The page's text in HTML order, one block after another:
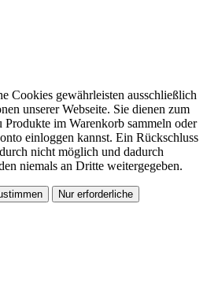
Cookies gewährleisten ausschließlich
unserer Webseite. Sie dienen zum
Produkte im Warenkorb sammeln oder
einloggen kannst. Ein Rückschluss
nicht möglich und dadurch
niemals an Dritte weitergegeben.
Nur erforderliche